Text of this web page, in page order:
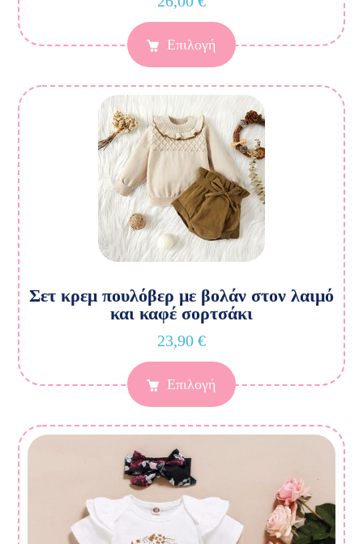
Επιλογή
Σετ κρεμ πουλόβερ με βολάν στον λαιμό
και καφέ σορτσάκι
23,90 €
Επιλογή